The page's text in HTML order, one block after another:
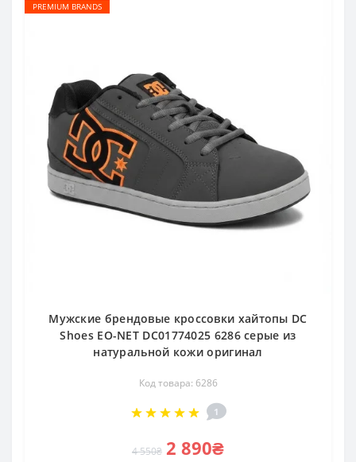
PREMIUM BRANDS
Мужские брендовые кроссовки хайтопы DC
Shoes EO-NET DC01774025 6286 серые из
натуральной кожи оригинал
Код товара: 6286
1
4 550₴ 2 890₴